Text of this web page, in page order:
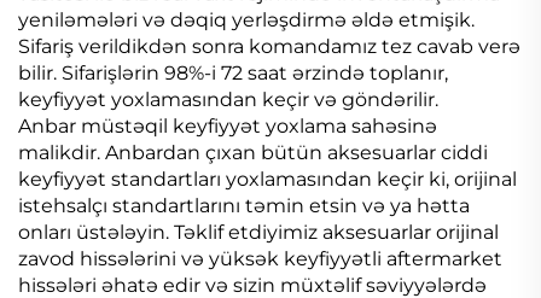
yeniləmələri və dəqiq yerləşdirmə əldə etmişik.
Sifariş verildikdən sonra komandamız tez cavab verə
bilir. Sifarişlərin 98%-i 72 saat ərzində toplanır,
keyfiyyət yoxlamasından keçir və göndərilir.
Anbar müstəqil keyfiyyət yoxlama sahəsinə
malikdir. Anbardan çıxan bütün aksesuarlar ciddi
keyfiyyət standartları yoxlamasından keçir ki, orijinal
istehsalçı standartlarını təmin etsin və ya hətta
onları üstələyin. Təklif etdiyimiz aksesuarlar orijinal
zavod hissələrini və yüksək keyfiyyətli aftermarket
hissələri əhatə edir və sizin müxtəlif səviyyələrdə